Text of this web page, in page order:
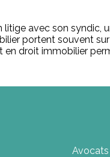
avec son syndic,
portent souvent
droit immobilier